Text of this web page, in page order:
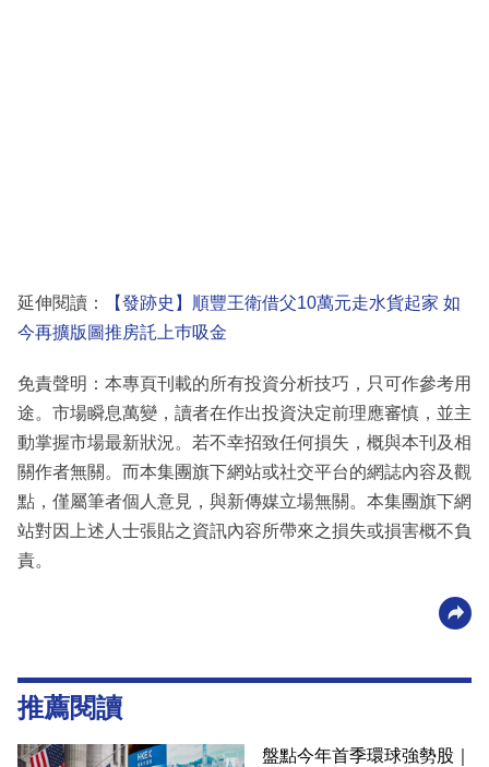
延伸閱讀：
【發跡史】順豐王衛借父10萬元走水貨起家 如
今再擴版圖推房託上巿吸金
免責聲明：本專頁刊載的所有投資分析技巧，只可作參考用
途。市場瞬息萬變，讀者在作出投資決定前理應審慎，並主
動掌握市場最新狀況。若不幸招致任何損失，概與本刊及相
關作者無關。而本集團旗下網站或社交平台的網誌內容及觀
點，僅屬筆者個人意見，與新傳媒立場無關。本集團旗下網
站對因上述人士張貼之資訊內容所帶來之損失或損害概不負
責。
推薦閱讀
盤點今年首季環球強勢股｜